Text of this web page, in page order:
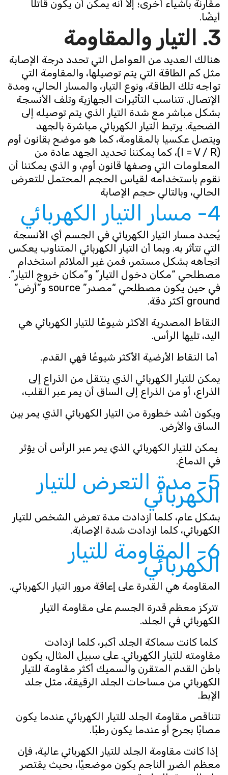
مقارنة بأشياء أخرى؛ إلا أنه يمكن أن يكون قاتلًا
أيضًا.
3. التيار والمقاومة
هنالك العديد من العوامل التي تحدد درجة الإصابة
مثل كم الطاقة التي يتم توصيلها، والمقاومة التي
تواجه تلك الطاقة، ونوع التيار، والمسار الحالي، ومدة
الإتصال. تتناسب التأثيرات الجهازية وتلف الأنسجة
بشكل مباشر مع شدة التيار الذي يتم توصيله إلى
الضحية. يرتبط التيار الكهربائي مباشرة بالجهد
ويتصل عكسيا بالمقاومة، كما هو موضح بقانون أوم
(I = V / R)، كما يمكننا تحديد الجهد عادة من
المعلومات التي وصفها قانون أوم، و الذي يمكننا أن
نقوم باستخدامه لقياس الحجم المحتمل للتعرض
الحالي، وبالتالي حجم الإصابة
4- مسار التيار الكهربائي
يُحدد مسار التيار الكهربائي في الجسم أي الأنسجة
التي تتأثر به. وبما أن التيار الكهربائي المتناوب يعكس
اتجاهه بشكل مستمر، فمن غير الملائم استخدام
مصطلحي “مكان دخول التيار” و”مكان خروج التيار”.
في حين يكون مصطلحي “مصدر” source و”أرض”
ground أكثر دقة.
النقاط المصدرية الأكثر شيوعًا للتيار الكهربائي هي
اليد، تليها الرأس.
أما النقاط الأرضية الأكثر شيوعًا فهي القدم.
يمكن للتيار الكهربائي الذي ينتقل من الذراع إلى
الذراع، أو من الذراع إلى الساق أن يمر عبر القلب،
ويكون أشد خطورة من التيار الكهربائي الذي يمر بين
الساق والأرض.
يمكن للتيار الكهربائي الذي يمر عبر الرأس أن يؤثر
في الدماغ.
5- مدة التعرض للتيار
الكهربائي
بشكل عام، كلما ازدادت مدة تعرض الشخص للتيار
الكهربائي، كلما ازدادت شدة الإصابة.
6- المقاومة للتيار
الكهربائي
المقاومة هي القدرة على إعاقة مرور التيار الكهربائي.
تتركز معظم قدرة الجسم على مقاومة التيار
الكهربائي في الجلد.
كلما كانت سماكة الجلد أكبر، كلما ازدادت
مقاومته للتيار الكهربائي. على سبيل المثال، يكون
باطن القدم المتقرن والسميك أكثر مقاومة للتيار
الكهربائي من مساحات الجلد الرقيقة، مثل جلد
الإبط.
تتناقص مقاومة الجلد للتيار الكهربائي عندما يكون
مصابًا بجرح أو عندما يكون رطبًا.
إذا كانت مقاومة الجلد للتيار الكهربائي عالية، فإن
معظم الضرر الناجم يكون موضعيًا، بحيث يقتصر